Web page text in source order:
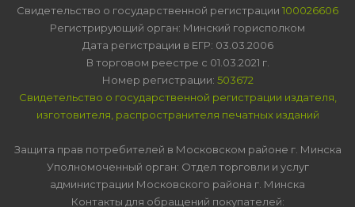
Свидетельство о государственной регистрации 100026606
Регистрирующий орган: Минский горисполком
Дата регистрации в ЕГР: 03.03.2006
В торговом реестре с 01.03.2021 г.
Номер регистрации: 503672
Свидетельство о государственной регистрации издателя,
изготовителя, распространителя печатных изданий
Защита прав потребителей в Московском районе г. Минска
Уполномоченный орган: Отдел торговли и услуг
администрации Московского района г. Минска
Контакты для обращений покупателей: